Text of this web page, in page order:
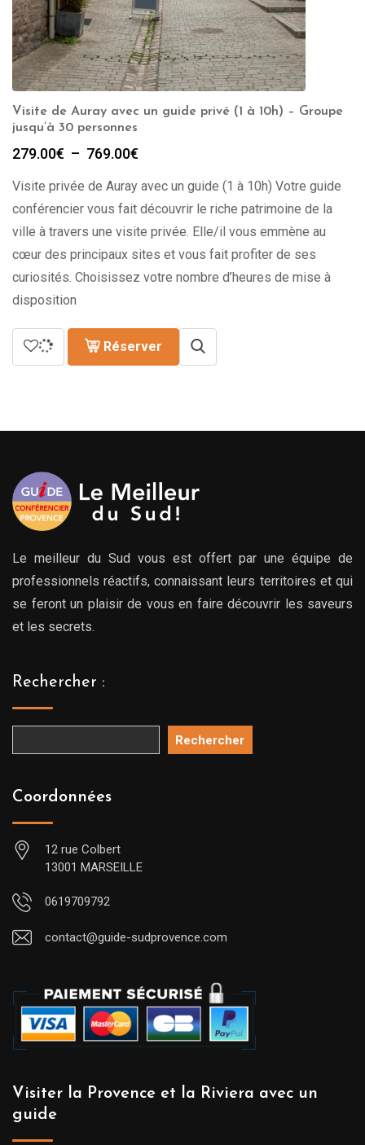
Visite de Auray avec un guide privé (1 à 10h) – Groupe
jusqu’à 30 personnes
279.00€ – 769.00€
prix :
279.00€
à
769.00€
Visite privée de Auray avec un guide (1 à 10h) Votre guide
conférencier vous fait découvrir le riche patrimoine de la
ville à travers une visite privée. Elle/il vous emmène au
cœur des principaux sites et vous fait profiter de ses
curiosités. Choisissez votre nombre d’heures de mise à
disposition
Réserver
Le meilleur du Sud vous est offert par une équipe de
professionnels réactifs, connaissant leurs territoires et qui
se feront un plaisir de vous en faire découvrir les saveurs
et les secrets.
Rechercher :
Rechercher
Coordonnées
12 rue Colbert
13001 MARSEILLE
0619709792
contact@guide-sudprovence.com
Visiter la Provence et la Riviera avec un
guide